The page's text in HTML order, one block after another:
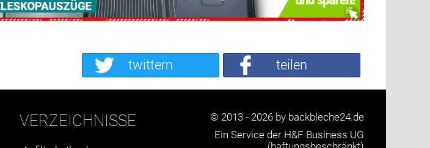
teilen
twittern
VERZEICHNISSE
© 2013 - 2026 by backbleche24.de
Ein Service der H&F Business UG